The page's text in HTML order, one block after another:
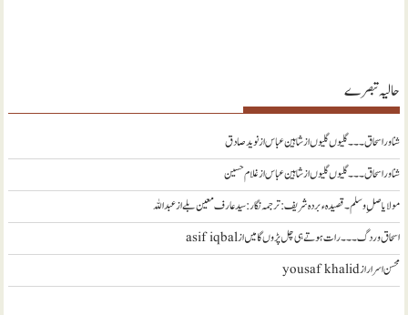
حالیہ تبصرے
شناور اسحاق ۔۔۔ گلیوں گلیوں از شاہین عباسازنويد صادق
شناور اسحاق ۔۔۔ گلیوں گلیوں از شاہین عباسازغلام حسین
مولا یا صلِ وسلم ۔قصیدہ ء بردہ شریف: ترجمہ نگار : سید عارف معین بلےازعبداللہ
اسحاق وردگ ۔۔۔ رات ہوتے ہی چل پڑوں گا میںازasif iqbal
محسن اسرارازyousaf khalid